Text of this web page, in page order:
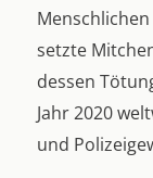
setzte
dessen
Jahr 2020
und